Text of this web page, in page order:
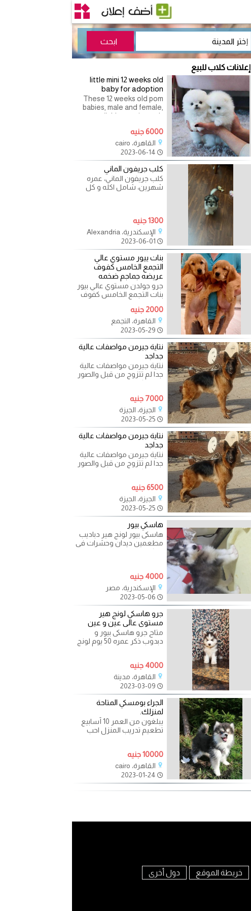
إعلانات كلاب للبيع
little mini 12 weeks old
baby for adoption
These 12 weeks old pom
babies, male and female,
available vaccinated ,
available, whatsapp via:
6000 جنيه
القاهرة، cairo
2023-06-14
كلب جريفون الماني
كلب جريفون الماني، عمره
شهرين، شامل اكله و كل
1300 جنيه
الإسكندرية، Alexandria
2023-06-01
بنات ييور مستوي عالي
التجمع الخامس كفوف
عريضه جماجم ضخمه
جرو جولدن مستوي عالي بيور
بنات التجمع الخامس كفوف
2000 جنيه
القاهرة، التجمع
2023-05-29
نتاية جيرمن مواصفات عالية
جداجد
نتاية جيرمن مواصفات عالية
جدا لم تتزوج من قبل والصور
توضح كل المواصفات والواقع
7000 جنيه
الجيزة، الجيزة
2023-05-25
نتاية جيرمن مواصفات عالية
جداجد
نتاية جيرمن مواصفات عالية
جدا لم تتزوج من قبل والصور
توضح كل المواصفات والواقع
6500 جنيه
الجيزة، الجيزة
2023-05-25
هاسكي بيور
هاسكى بيور لونج هير دباديب
مطعمين ديدان وحشرات فى
اسكندريه إناث متاح عين
4000 جنيه
الإسكندرية، مصر
2023-05-06
جرو هاسكي لونج هير
مستوى عالى عين و عين
متاح جرو هاسكى بيور و
دبدوب ذكر عمره 50 يوم لونج
4000 جنيه
القاهرة، مدينة
2023-03-09
الجراء بومسكي المتاحة
لمنزلك.
يبلغون من العمر 10 أسابيع
تطعيم تدريب المنزل احب
10000 جنيه
القاهرة، cairo
2023-01-24
خريطة الموقع دول أخرى